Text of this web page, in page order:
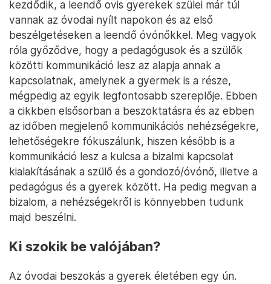
kezdődik, a leendő ovis gyerekek szülei már túl
vannak az óvodai nyílt napokon és az első
beszélgetéseken a leendő óvónőkkel. Meg vagyok
róla győződve, hogy a pedagógusok és a szülők
közötti kommunikáció lesz az alapja annak a
kapcsolatnak, amelynek a gyermek is a része,
mégpedig az egyik legfontosabb szereplője. Ebben
a cikkben elsősorban a beszoktatásra és az ebben
az időben megjelenő kommunikációs nehézségekre,
lehetőségekre fókuszálunk, hiszen később is a
kommunikáció lesz a kulcsa a bizalmi kapcsolat
kialakításának a szülő és a gondozó/óvónő, illetve a
pedagógus és a gyerek között. Ha pedig megvan a
bizalom, a nehézségekről is könnyebben tudunk
majd beszélni.
Ki szokik be valójában?
Az óvodai beszokás a gyerek életében egy ún.